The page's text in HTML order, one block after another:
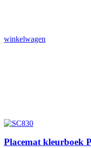
winkelwagen
Placemat kleurboek